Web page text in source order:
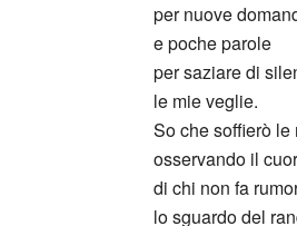
per nuove
e poche parole
per saziare di
le mie veglie.
So che soffierò le
osservando il
di chi non fa
lo sguardo del